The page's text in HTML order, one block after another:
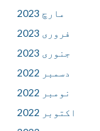
مارچ 2023
فروری 2023
جنوری 2023
دسمبر 2022
نومبر 2022
اکتوبر 2022